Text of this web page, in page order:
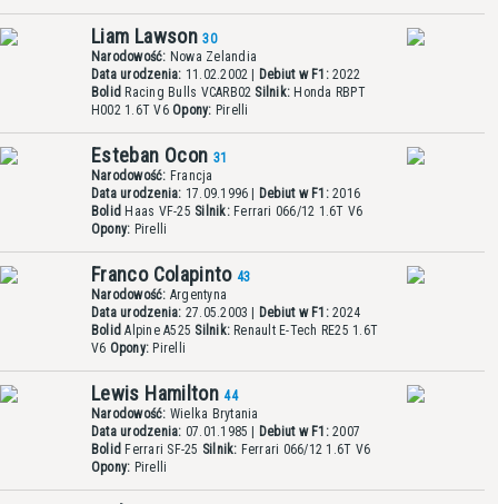
Liam Lawson30
Narodowość: Nowa Zelandia
Data urodzenia: 11.02.2002 | Debiut w F1:2022
Bolid Racing Bulls VCARB02 Silnik: Honda RBPT
H002 1.6T V6 Opony: Pirelli
Esteban Ocon 31
Narodowość: Francja
Data urodzenia: 17.09.1996 | Debiut w F1:2016
Bolid Haas VF-25 Silnik:Ferrari 066/12 1.6T V6
Opony: Pirelli
Franco Colapinto43
Narodowość: Argentyna
Data urodzenia: 27.05.2003 | Debiut w F1:2024
Bolid Alpine A525 Silnik: Renault E-Tech RE25 1.6T
V6 Opony: Pirelli
Lewis Hamilton44
Narodowość: Wielka Brytania
Data urodzenia: 07.01.1985 | Debiut w F1:2007
Bolid Ferrari SF-25 Silnik: Ferrari 066/12 1.6T V6
Opony: Pirelli